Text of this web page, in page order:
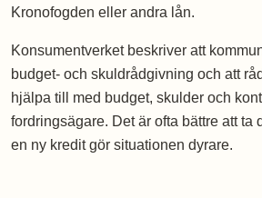
Kronofogden eller andra lån.
Konsumentverket beskriver att
budget- och skuldrådgivning och att
hjälpa till med budget, skulder och
fordringsägare. Det är ofta bättre att ta
en ny kredit gör situationen dyrare.